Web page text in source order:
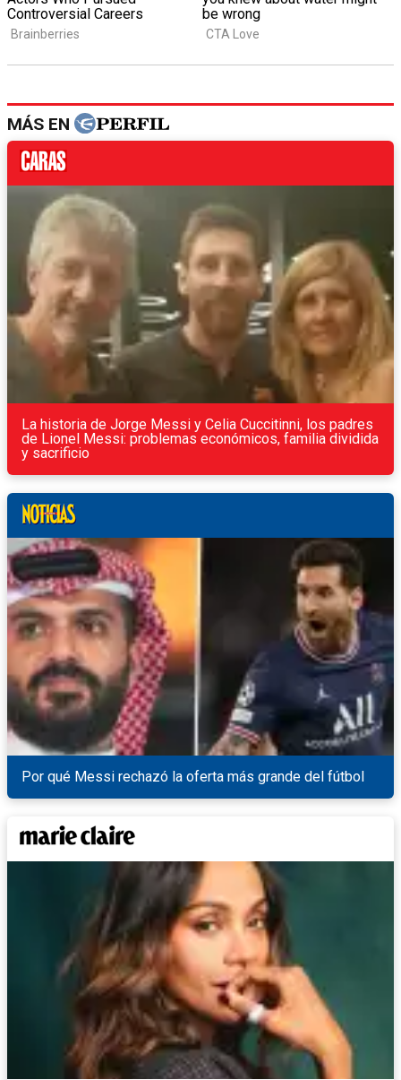
MÁS EN
La historia de Jorge Messi y Celia Cuccitinni, los padres
de Lionel Messi: problemas económicos, familia dividida
y sacrificio
Por qué Messi rechazó la oferta más grande del fútbol